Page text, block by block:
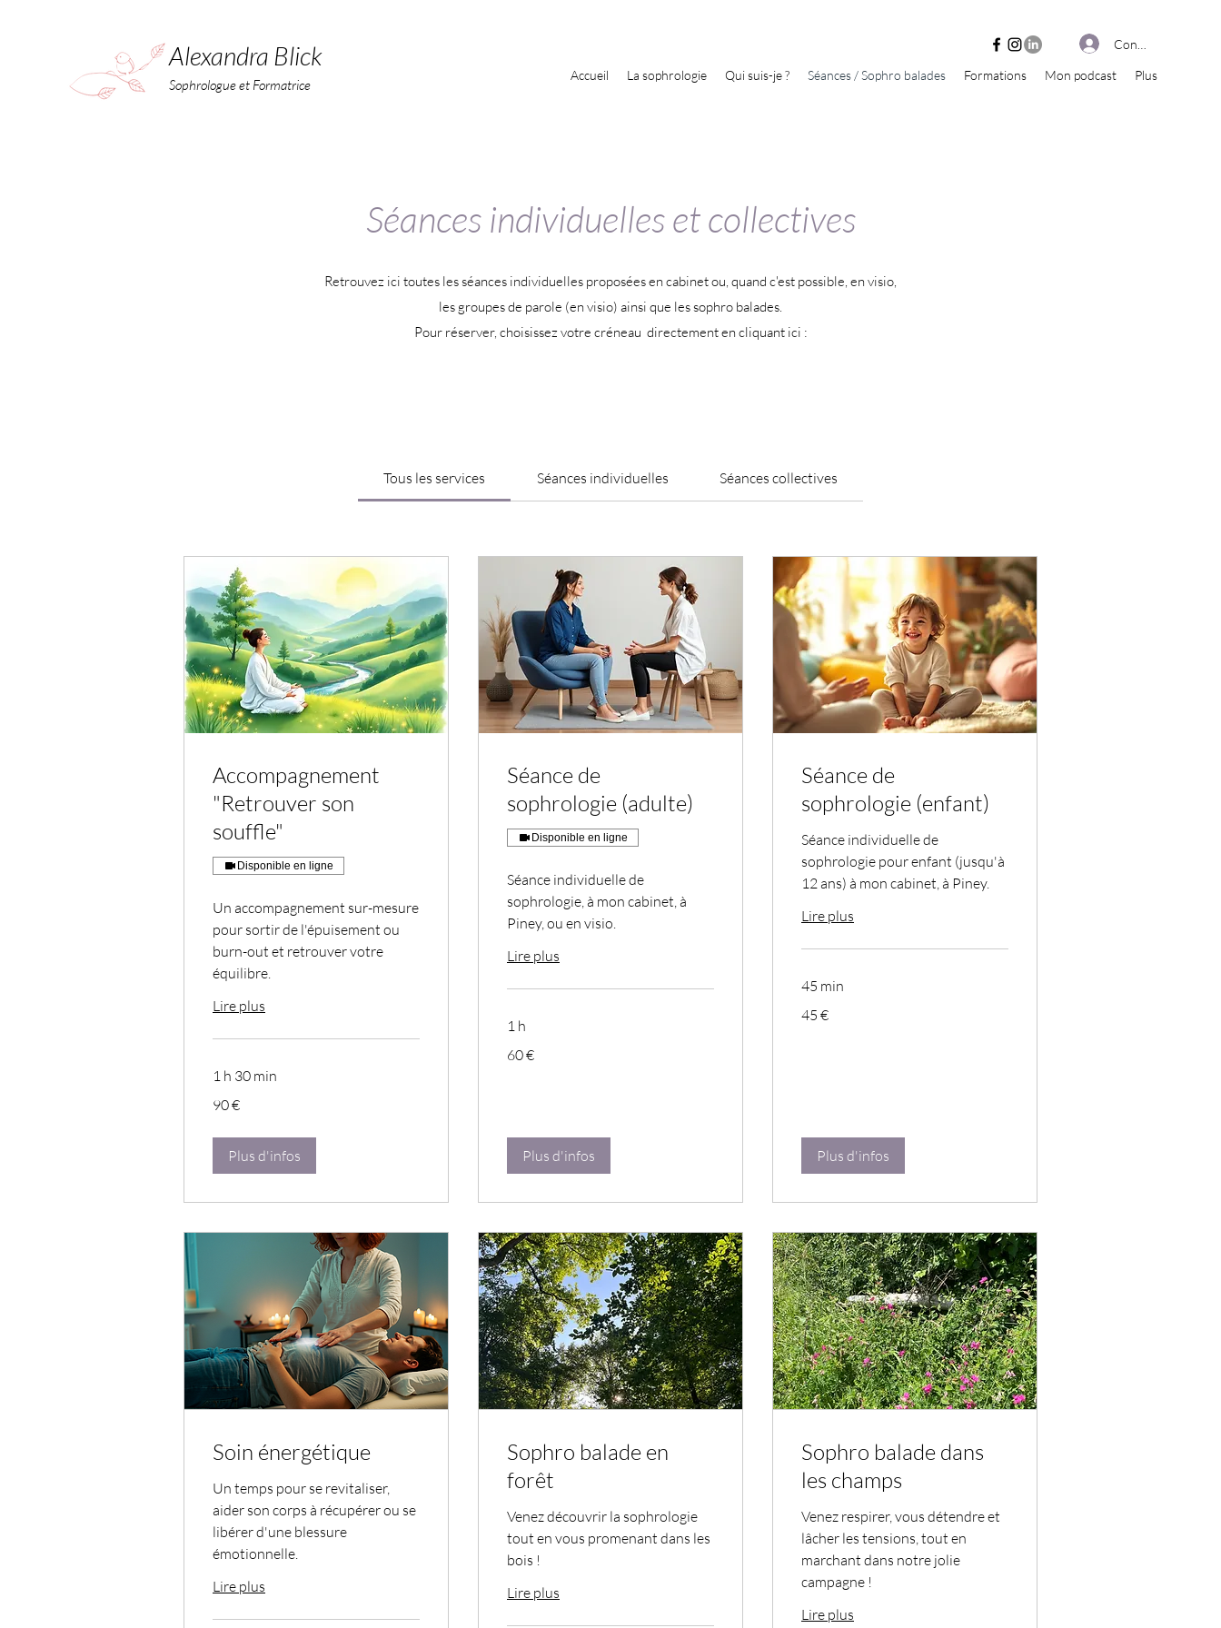
Alexandra Blick
Sophrologue et Formatrice
Connexion
Accueil La sophrologie Qui suis-je ? Séances / Sophro balades Formations Mon podcast Plus
Séances individuelles et collectives
Retrouvez ici toutes les séances individuelles proposées en cabinet ou, quand c'est possible, en visio,
les groupes de parole (en visio) ainsi que les sophro balades.
Pour réserver, choisissez votre créneau directement en cliquant ici :
Tous les services Séances individuelles Séances collectives
Accompagnement
"Retrouver son
souffle"
Disponible en ligne
Un accompagnement sur-mesure
pour sortir de l'épuisement ou
burn-out et retrouver votre
équilibre.
Lire plus
1 h 30 min
euros
90 €
Plus d'infos
Séance de
sophrologie (adulte)
Disponible en ligne
Séance individuelle de
sophrologie, à mon cabinet, à
Piney, ou en visio.
Lire plus
1 h
euros
60 €
Plus d'infos
Séance de
sophrologie (enfant)
Séance individuelle de
sophrologie pour enfant (jusqu'à
12 ans) à mon cabinet, à Piney.
Lire plus
45 min
euros
45 €
Plus d'infos
Soin énergétique
Un temps pour se revitaliser,
aider son corps à récupérer ou se
libérer d'une blessure
émotionnelle.
Lire plus
Sophro balade en
forêt
Venez découvrir la sophrologie
tout en vous promenant dans les
bois !
Lire plus
Sophro balade dans
les champs
Venez respirer, vous détendre et
lâcher les tensions, tout en
marchant dans notre jolie
campagne !
Lire plus